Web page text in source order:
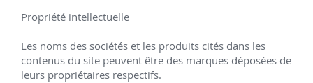
multipotentiels (salariés avec une posture
d'entrepreneur) qui se révèlent être de sérieux
atouts en entreprise.
La multipotentialité de Frédéric donne aussi des
Propriété intellectuelle
Les noms des sociétés et les produits cités dans les
contenus du site peuvent être des marques déposées de
leurs propriétaires respectifs.